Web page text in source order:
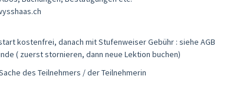
kostenfrei, danach mit Stufenweiser Gebühr : siehe AGB
( zuerst stornieren, dann neue Lektion buchen)
des Teilnehmers / der Teilnehmerin